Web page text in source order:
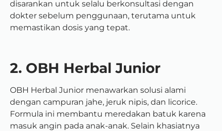
disarankan untuk selalu berkonsultasi dengan
dokter sebelum penggunaan, terutama untuk
memastikan dosis yang tepat.
2. OBH Herbal Junior
OBH Herbal Junior menawarkan solusi alami
dengan campuran jahe, jeruk nipis, dan licorice.
Formula ini membantu meredakan batuk karena
masuk angin pada anak-anak. Selain khasiatnya